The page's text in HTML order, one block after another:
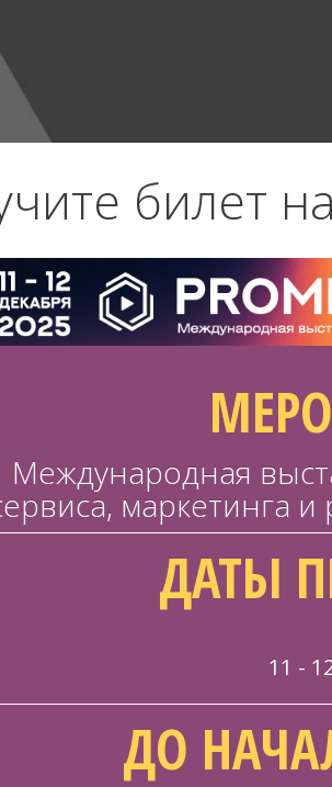
билет
Международная
маркетинга
ДАТЫ
11 -
ДО